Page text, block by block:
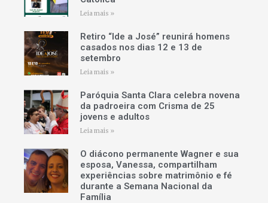
Leia mais »
Retiro “Ide a José” reunirá homens
casados nos dias 12 e 13 de
setembro
Leia mais »
Paróquia Santa Clara celebra novena
da padroeira com Crisma de 25
jovens e adultos
Leia mais »
O diácono permanente Wagner e sua
esposa, Vanessa, compartilham
experiências sobre matrimônio e fé
durante a Semana Nacional da
Família